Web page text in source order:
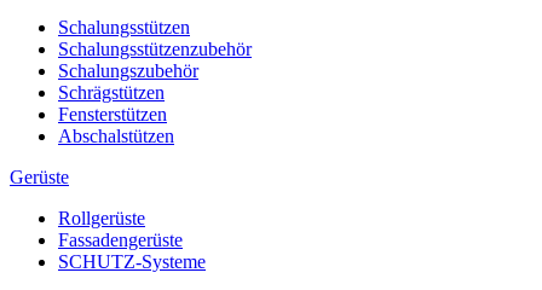
Schalungsstützen
Schalungsstützenzubehör
Schalungszubehör
Schrägstützen
Fensterstützen
Abschalstützen
Gerüste
Rollgerüste
Fassadengerüste
SCHUTZ-Systeme